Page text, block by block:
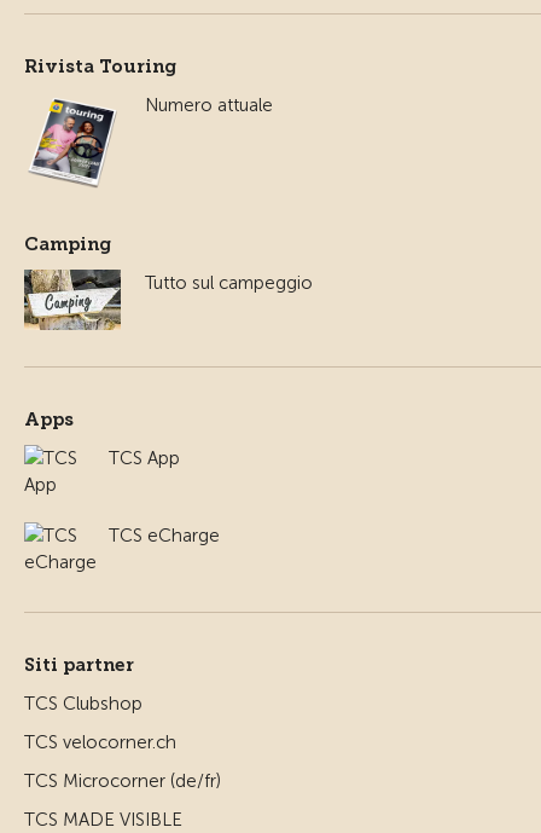
Rivista Touring
Numero attuale
Camping
Tutto sul campeggio
Apps
TCS App
TCS eCharge
Siti partner
TCS Clubshop
TCS velocorner.ch
TCS Microcorner (de/fr)
TCS MADE VISIBLE